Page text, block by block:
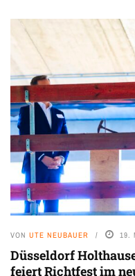
VON UTE NEUBAUER 19.
Düsseldorf
feiert Richtfest im